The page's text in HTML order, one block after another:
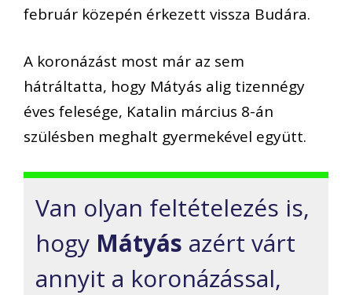
február közepén érkezett vissza Budára.
A koronázást most már az sem
hátráltatta, hogy Mátyás alig tizennégy
éves felesége, Katalin március 8-án
szülésben meghalt gyermekével együtt.
Van olyan feltételezés is,
hogy Mátyás azért várt
annyit a koronázással,